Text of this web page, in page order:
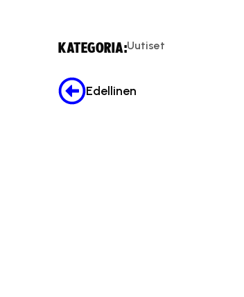
KATEGORIA:Uutiset
Edellinen